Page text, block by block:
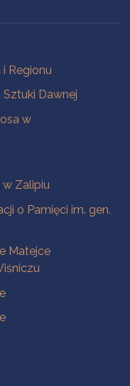
Regionu
Dawnej
w
w Zalipiu
o Pamięci im. gen.
Matejce